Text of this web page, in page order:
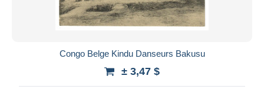
Congo Belge Kindu Danseurs Bakusu
± 3,47 $